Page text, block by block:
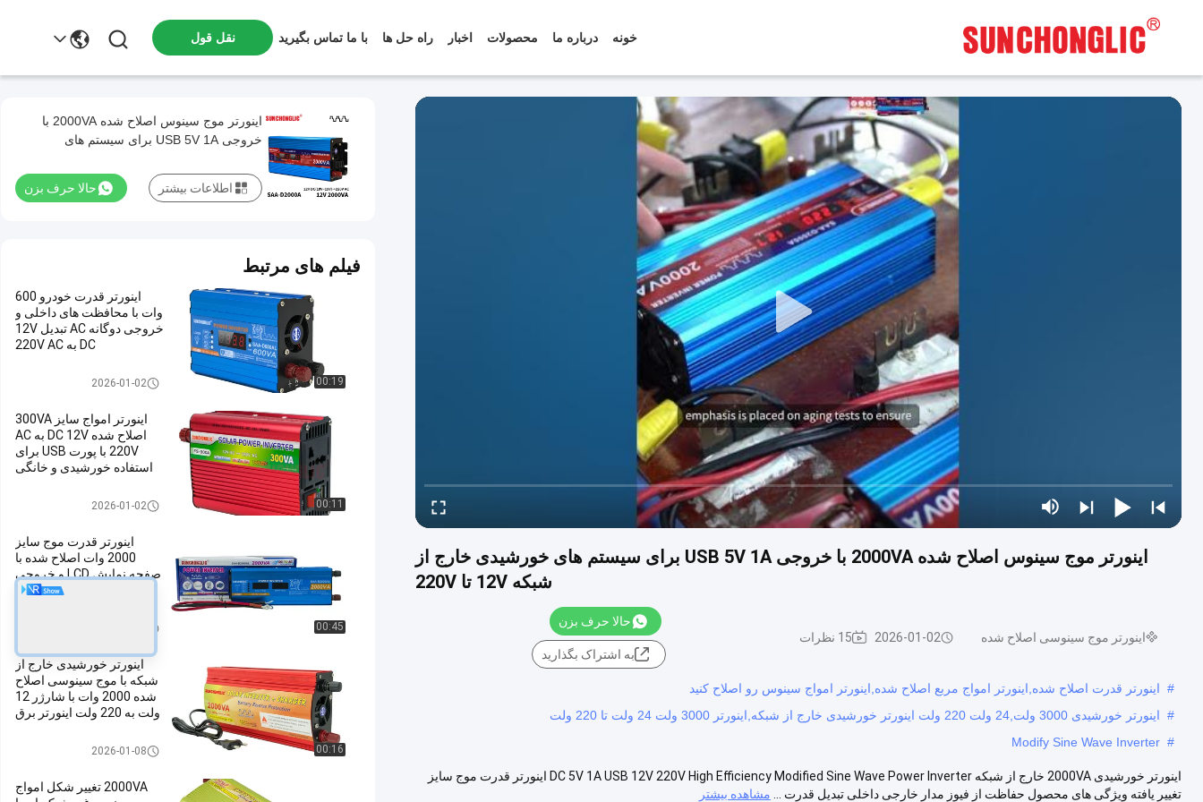
خونه درباره ما محصولات اخبار راه حل ها با ما تماس بگیرید نقل قول
اینورتر موج سینوس اصلاح شده 2000VA با خروجی USB 5V 1A برای سیستم های خورشیدی خارج از
شبکه 12V تا 220V
اینورتر موج سینوسی اصلاح شده 2026-01-02 15 نظرات
حالا حرف بزن
به اشتراک بگذارید
# اینورتر قدرت اصلاح شده,اینورتر امواج مربع اصلاح شده,اينورتر امواج سينوس رو اصلاح کنيد
# اینورتر خورشیدی 3000 ولت,24 ولت 220 ولت اینورتر خورشیدی خارج از شبکه,اینورتر 3000 ولت 24 ولت تا 220 ولت
#
Modify Sine Wave Inverter
اینورتر خورشیدی 2000VA خارج از شبکه DC 5V 1A USB 12V 220V High Efficiency Modified Sine Wave Power Inverter اینورتر قدرت موج سایز
تغییر یافته ویژگی های محصول حفاظت از فیوز مدار خارجی داخلی تبدیل قدرت ...
مشاهده بیشتر
اینورتر موج سینوس اصلاح شده 2000VA با
خروجی USB 5V 1A برای سیستم های
حالا حرف بزن اطلاعات بیشتر
فیلم های مرتبط
00:19
اینورتر قدرت خودرو 600
وات با محافظت های داخلی و
خروجی دوگانه AC تبدیل 12V
DC به 220V AC
اینورتر موج سینوسی اصلاح شده
2026-01-02
00:11
اینورتر امواج سایز 300VA
اصلاح شده DC 12V به AC
220V با پورت USB برای
استفاده خورشیدی و خانگی
اینورتر موج سینوسی اصلاح شده
2026-01-02
00:45
اینورتر قدرت موج سایز
2000 وات اصلاح شده با
صفحه نمایش LCD و خروجی
00:16
اینورتر خورشیدی خارج از
شبکه با موج سینوسی اصلاح
شده 2000 وات با شارژر 12
ولت به 220 ولت اینورتر برق
اینورتر موج سینوسی اصلاح شده
2026-01-08
2000VA تغییر شکل امواج